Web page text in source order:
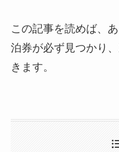
この記事を読めば、
泊券が必ず見つかり
きます。